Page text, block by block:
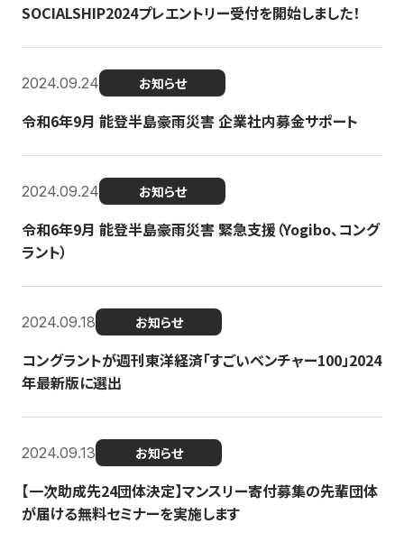
SOCIALSHIP2024プレエントリー受付を開始しました！
2024.09.24 お知らせ
令和6年9月 能登半島豪雨災害 企業社内募金サポート
2024.09.24 お知らせ
令和6年9月 能登半島豪雨災害 緊急支援（Yogibo、コング
ラント）
2024.09.18 お知らせ
コングラントが週刊東洋経済「すごいベンチャー100」2024
年最新版に選出
2024.09.13 お知らせ
【一次助成先24団体決定】マンスリー寄付募集の先輩団体
が届ける無料セミナーを実施します